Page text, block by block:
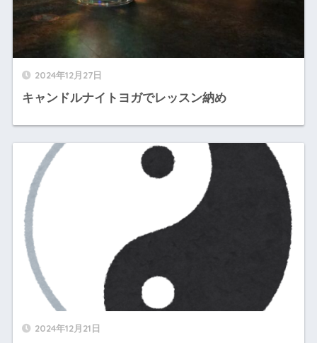
2024年12月27日
キャンドルナイトヨガでレッスン納め
2024年12月21日